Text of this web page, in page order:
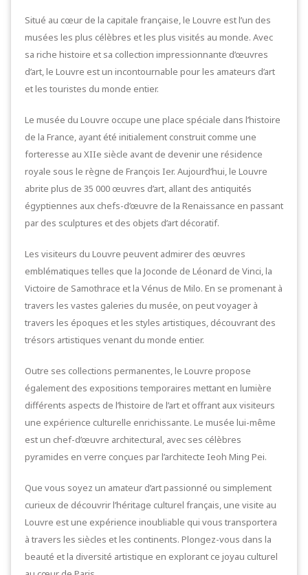
Situé au cœur de la capitale française, le Louvre est l’un des
musées les plus célèbres et les plus visités au monde. Avec
sa riche histoire et sa collection impressionnante d’œuvres
d’art, le Louvre est un incontournable pour les amateurs d’art
et les touristes du monde entier.
Le musée du Louvre occupe une place spéciale dans l’histoire
de la France, ayant été initialement construit comme une
forteresse au XIIe siècle avant de devenir une résidence
royale sous le règne de François Ier. Aujourd’hui, le Louvre
abrite plus de 35 000 œuvres d’art, allant des antiquités
égyptiennes aux chefs-d’œuvre de la Renaissance en passant
par des sculptures et des objets d’art décoratif.
Les visiteurs du Louvre peuvent admirer des œuvres
emblématiques telles que la Joconde de Léonard de Vinci, la
Victoire de Samothrace et la Vénus de Milo. En se promenant à
travers les vastes galeries du musée, on peut voyager à
travers les époques et les styles artistiques, découvrant des
trésors artistiques venant du monde entier.
Outre ses collections permanentes, le Louvre propose
également des expositions temporaires mettant en lumière
différents aspects de l’histoire de l’art et offrant aux visiteurs
une expérience culturelle enrichissante. Le musée lui-même
est un chef-d’œuvre architectural, avec ses célèbres
pyramides en verre conçues par l’architecte Ieoh Ming Pei.
Que vous soyez un amateur d’art passionné ou simplement
curieux de découvrir l’héritage culturel français, une visite au
Louvre est une expérience inoubliable qui vous transportera
à travers les siècles et les continents. Plongez-vous dans la
beauté et la diversité artistique en explorant ce joyau culturel